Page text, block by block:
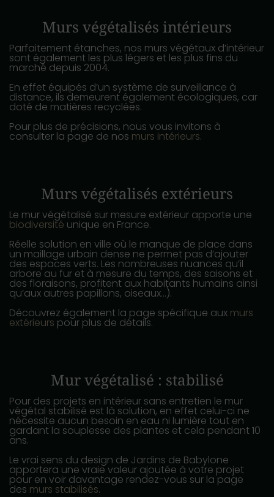
Murs végétalisés intérieurs
Parfaitement étanches, nos murs végétaux d’intérieur
sont également les plus légers et les plus fins du
marché depuis 2004.
En effet équipés d’un système de surveillance à
distance, ils demeurent également écologiques, car
doté de matières recyclées.
Pour plus de précisions, nous vous invitons à
consulter la page de nos murs intérieurs.
Murs végétalisés extérieurs
Le mur végétalisé sur mesure extérieur apporte une
biodiversité unique en France.
Réelle solution en ville où le manque de place dans
un maillage urbain dense ne permet pas d’ajouter
des espaces verts. Les nombreuses nuances qu’il
arbore au fur et à mesure du temps, des saisons et
des floraisons, profitent aux habitants humains ainsi
qu’aux autres papillons, oiseaux…).
Découvrez également la page spécifique aux murs
extérieurs pour plus de détails.
Mur végétalisé : stabilisé
Pour des projets en intérieur sans entretien le mur
végétal stabilisé est là solution, en effet celui-ci ne
nécessite aucun besoin en eau ni lumière tout en
gardant la souplesse des plantes et cela pendant 10
ans.
Le vrai sens du design de Jardins de Babylone
apportera une vraie valeur ajoutée à votre projet
pour en voir davantage rendez-vous sur la page
des murs stabilisés.